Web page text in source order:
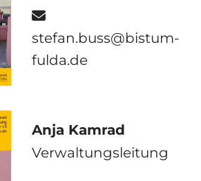

stefan.buss@bistum-
fulda.de
Anja Kamrad
Verwaltungsleitung